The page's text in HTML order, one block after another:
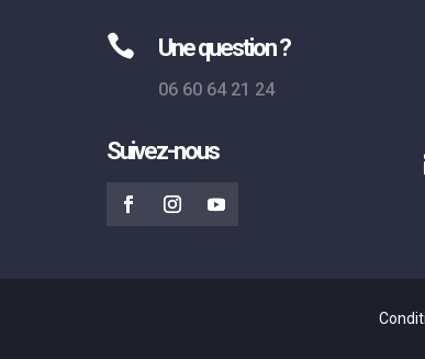
 Une question ?
06 60 64 21 24
Suivez-nous